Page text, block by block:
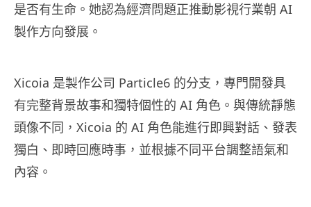
是否有生命。她認為經濟問題正推動影視行業朝 AI
製作方向發展。
Xicoia 是製作公司 Particle6 的分支，專門開發具
有完整背景故事和獨特個性的 AI 角色。與傳統靜態
頭像不同，Xicoia 的 AI 角色能進行即興對話、發表
獨白、即時回應時事，並根據不同平台調整語氣和
內容。